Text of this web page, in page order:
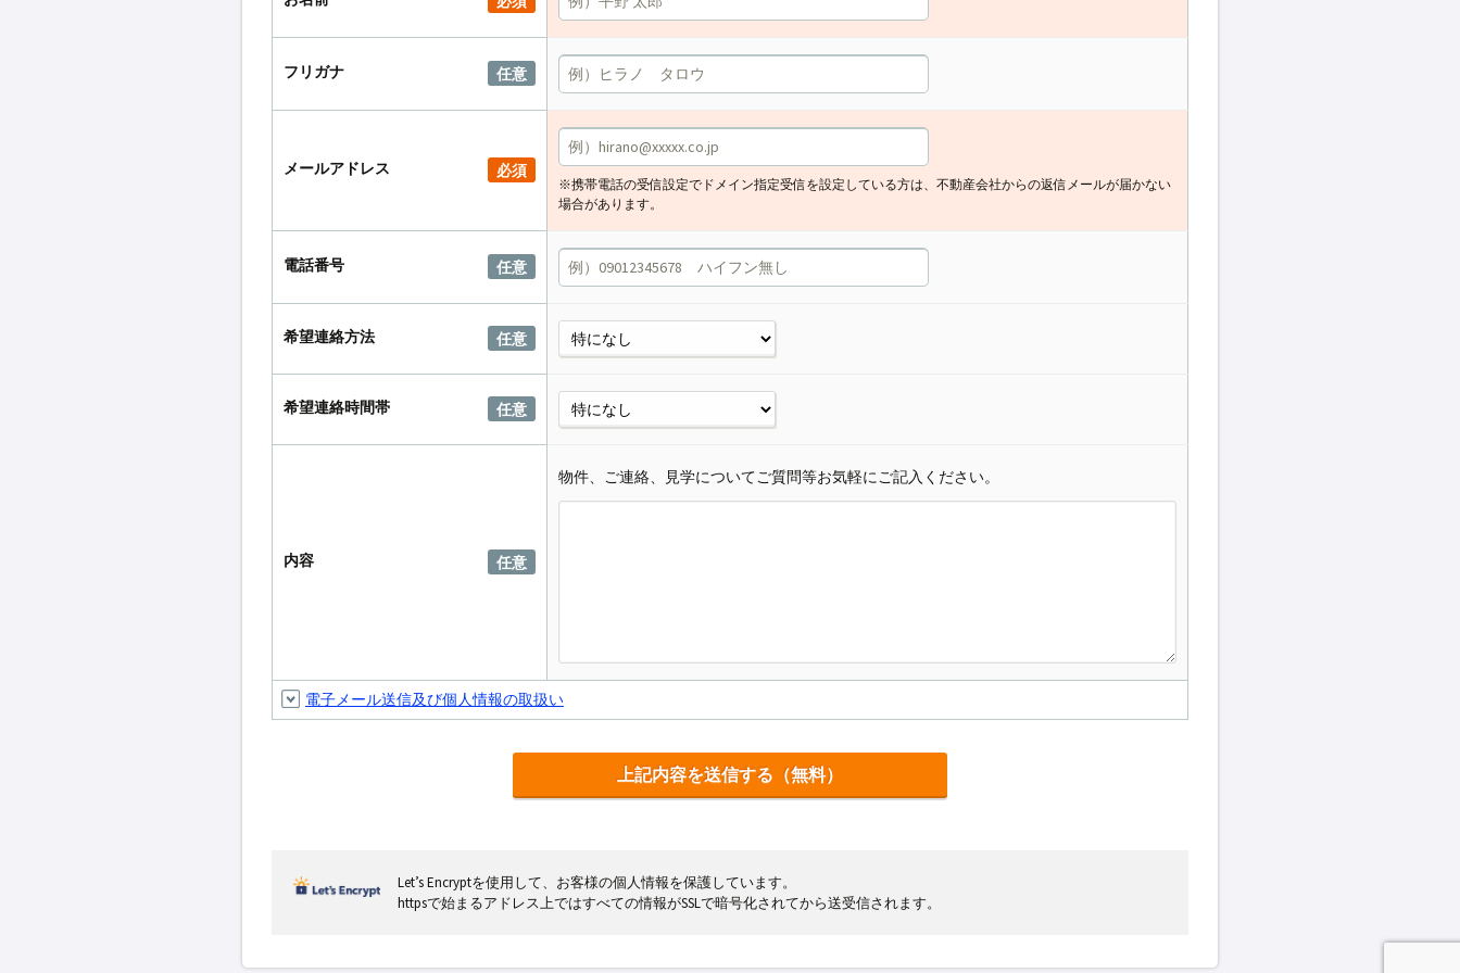
フリガナ 任意
メールアドレス 必須
※携帯電話の受信設定でドメイン指定受信を設定している方は、不動産会社からの返信メールが届かない
場合があります。
電話番号 任意
希望連絡方法 任意
希望連絡時間帯 任意
内容 任意
物件、ご連絡、見学についてご質問等お気軽にご記入ください。
電子メール送信及び個人情報の取扱い
Let’s Encryptを使用して、お客様の個人情報を保護しています。
httpsで始まるアドレス上ではすべての情報がSSLで暗号化されてから送受信されます。